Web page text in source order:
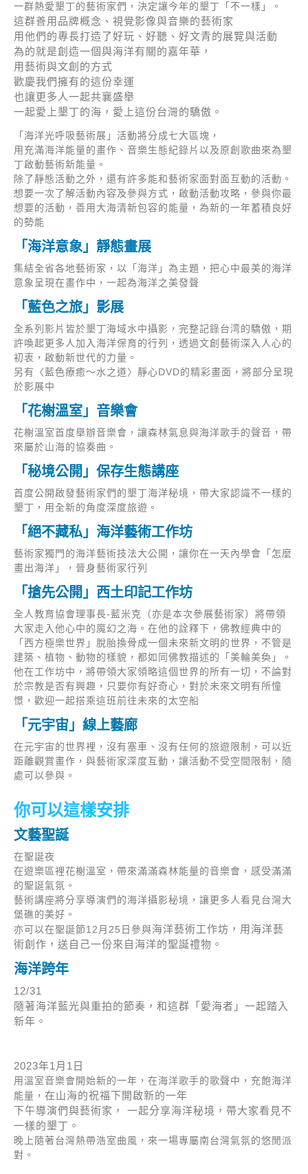
一群熱愛墾丁的藝術家們，決定讓今年的墾丁「不一樣」。
這群善用品牌概念、視覺影像與音樂的藝術家
用他們的專長打造了好玩、好聽、好文青的展覽與活動
為的就是創造一個與海洋有關的嘉年華，
用藝術與文創的方式
歡慶我們擁有的這份幸運
也讓更多人一起共襄盛舉
一起愛上墾丁的海，愛上這份台灣的驕傲。
「海洋光呼吸藝術展」活動將分成七大區塊，
用充滿海洋能量的畫作、音樂生態紀錄片以及原創歌曲來為墾
丁啟動藝術新能量。
除了靜態活動之外，還有許多能和藝術家面對面互動的活動。
想要一次了解活動內容及參與方式，啟動活動攻略，參與你最
想要的活動，善用大海清新包容的能量，為新的一年蓄積良好
的勢能
「海洋意象」靜態畫展
集結全省各地藝術家，以「海洋」為主題，把心中最美的海洋
意象呈現在畫作中，一起為海洋之美發聲
「藍色之旅」影展
全系列影片皆於墾丁海域水中攝影，完整記錄台湾的驕傲，期
許喚起更多人加入海洋保育的行列，透過文創藝術深入人心的
初衷，啟動新世代的力量。
另有〈藍色療癒～水之道〉靜心DVD的精彩畫面，將部分呈現
於影展中
「花榭溫室」音樂會
花榭溫室首度舉辦音樂會，讓森林氣息與海洋歌手的聲音，帶
來屬於山海的協奏曲。
「秘境公開」保存生態講座
首度公開啟發藝術家們的墾丁海洋秘境，帶大家認識不一樣的
墾丁，用全新的角度深度旅遊。
「絕不藏私」海洋藝術工作坊
藝術家獨門的海洋藝術技法大公開，讓你在一天內學會「怎麼
畫出海洋」，晉身藝術家行列
「搶先公開」西土印記工作坊
全人教育協會理事長-藍米克（亦是本次參展藝術家）將帶領
大家走入他心中的魔幻之海。在他的詮釋下，佛教經典中的
「西方極樂世界」脫胎換骨成一個未來新文明的世界，不管是
建築、植物、動物的樣貌，都如同佛教描述的「美輪美奐」。
他在工作坊中，將帶領大家領略這個世界的所有一切，不論對
於宗教是否有興趣，只要你有好奇心，對於未來文明有所憧
憬，歡迎一起搭乘這班前往未來的太空船
「元宇宙」線上藝廊
在元宇宙的世界裡，沒有塞車、沒有任何的旅遊限制，可以近
距離觀賞畫作，與藝術家深度互動，讓活動不受空間限制，隨
處可以參與。
你可以這樣安排
文藝聖誕
在聖誕夜
在遊樂區裡花榭溫室，帶來滿滿森林能量的音樂會，感受滿滿
的聖誕氣氛。
藝術講座將分享導演們的海洋攝影秘境，讓更多人看見台灣大
堡礁的美好。
亦可以在聖誕節12月25日參與海洋藝術工作坊， 用海洋藝
術創作，送自己一份來自海洋的聖誕禮物。
海洋跨年
12/31
隨著海洋藍光與重拍的節奏，和這群「愛海者」一起踏入
新年。
2023年1月1日
用溫室音樂會開始新的一年，在海洋歌手的歌聲中，充飽海洋
能量， 在山海的祝福下開啟新的一年
下午導演們與藝術家， 一起分享海洋秘境，帶大家看見不
一樣的墾丁。
晚上隨著台灣熱帶浩室曲風，來一場專屬南台灣氣氛的悠閒派
對。